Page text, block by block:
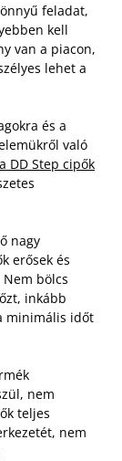
feladat,
kell
van a piacon,
lehet a
és a
való
DD Step cipők
nagy
erősek és
bölcs
inkább
minimális időt
nem
teljes
nem